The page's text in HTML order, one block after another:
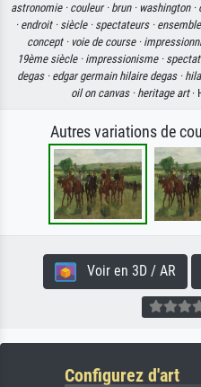
astronomie · couleur · brun · washington ·
· endroit · siècle · spectateurs ·
concept · voie de course ·
19ème siècle · impressionisme ·
degas · edgar germain hilaire degas ·
oil on canvas · heritage art·
Autres variations de
Voir en 3D / AR
Configurez d'art